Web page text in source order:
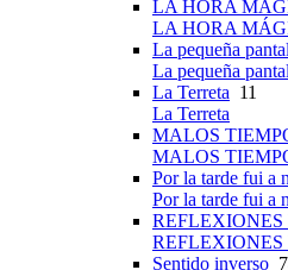
LA HORA
LA HORA
La pequeña
La pequeña
La Terreta 11
La Terreta
MALOS
MALOS
Por la tarde fui a
Por la tarde fui a
Sentido inverso